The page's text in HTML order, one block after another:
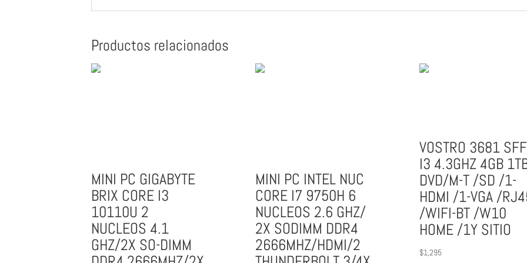
Productos relacionados
MINI PC GIGABYTE
BRIX CORE I3
10110U 2
NUCLEOS 4.1
GHZ/2X SO-DIMM
MINI PC INTEL NUC
CORE I7 9750H 6
NUCLEOS 2.6 GHZ/
2X SODIMM DDR4
2666MHZ/HDMI/2
VOSTRO 3681 SFF
I3 4.3GHZ 4GB
DVD/M-T /SD /1-
HDMI /1-VGA /
/WIFI-BT /W10
HOME /1Y SITIO
$1,295